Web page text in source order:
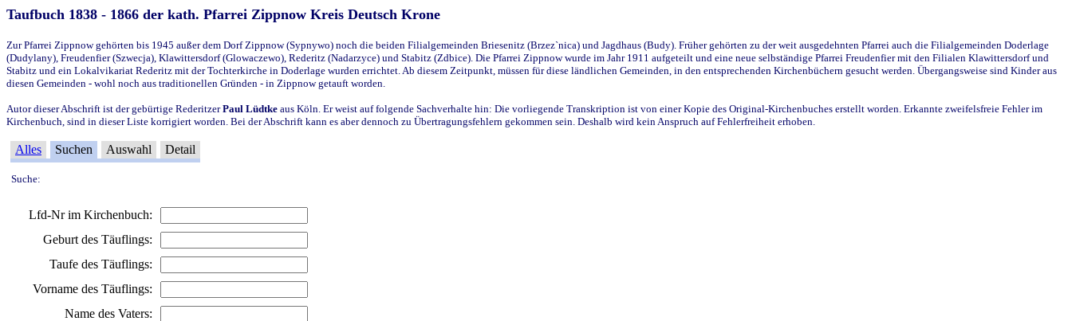
Taufbuch 1838 - 1866 der kath. Pfarrei Zippnow Kreis Deutsch Krone
Zur Pfarrei Zippnow gehörten bis 1945 außer dem Dorf Zippnow (Sypnywo) noch die beiden Filialgemeinden Briesenitz (Brzez`nica) und Jagdhaus (Budy). Früher gehörten zu der weit ausgedehnten Pfarrei auch die Filialgemeinden Doderlage
(Dudylany), Freudenfier (Szwecja), Klawittersdorf (Glowaczewo), Rederitz (Nadarzyce) und Stabitz (Zdbice). Die Pfarrei Zippnow wurde im Jahr 1911 aufgeteilt und eine neue selbständige Pfarrei Freudenfier mit den Filialen Klawittersdorf und
Stabitz und ein Lokalvikariat Rederitz mit der Tochterkirche in Doderlage wurden errichtet. Ab diesem Zeitpunkt, müssen für diese ländlichen Gemeinden, in den entsprechenden Kirchenbüchern gesucht werden. Übergangsweise sind Kinder aus
diesen Gemeinden - wohl noch aus traditionellen Gründen - in Zippnow getauft worden.
Autor dieser Abschrift ist der gebürtige RederitzerPaul Lüdtke aus Köln. Er weist auf folgende Sachverhalte hin: Die vorliegende Transkription ist von einer Kopie des Original-Kirchenbuches erstellt worden. Erkannte zweifelsfreie Fehler im
Kirchenbuch, sind in dieser Liste korrigiert worden. Bei der Abschrift kann es aber dennoch zu Übertragungsfehlern gekommen sein. Deshalb wird kein Anspruch auf Fehlerfreiheit erhoben.
Alles Suchen Auswahl Detail
Suche:
Lfd-Nr im Kirchenbuch:
Geburt des Täuflings:
Taufe des Täuflings:
Vorname des Täuflings:
Name des Vaters: